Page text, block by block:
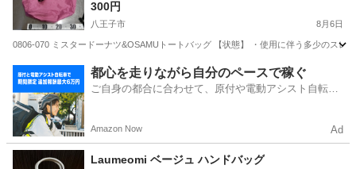
300円
八王子市 8月6日
0806-070 ミスタードーナツ&OSAMUトートバッグ 【状態】 ・使用に伴う多少のス
バッグ ミスタードーナツ
都心を走りながら自分のペースで稼ぐ
ご自身の都合に合わせて、原付や電動アシスト自転車
Amazon Now Ad
Laumeomi ベージュ ハンドバッグ